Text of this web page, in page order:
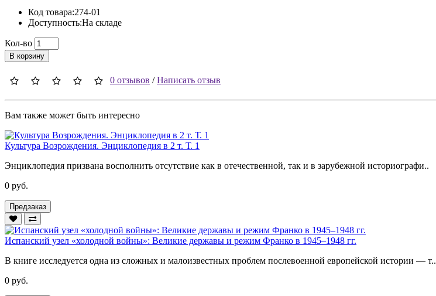
Код товара:274-01
Доступность:На складе
Кол-во
В корзину
0 отзывов /Написать отзыв
Вам также может быть интересно
Культура Возрождения. Энциклопедия в 2 т. Т. 1
Энциклопедия призвана восполнить отсутствие как в отечественной, так и в зарубежной историографи..
0 руб.
Предзаказ
Испанский узел «холодной войны»: Великие державы и режим Франко в 1945–1948 гг.
В книге исследуется одна из сложных и малоизвестных проблем послевоенной европейской истории — т..
0 руб.